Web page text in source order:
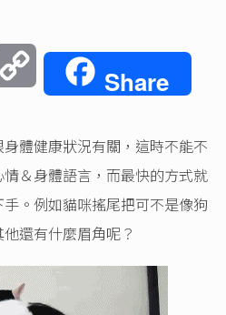
Copy
Share
體健康狀況有關，這時不能不
＆身體語言，而最快的方式就
。例如貓咪搖尾把可不是像狗
還有什麼眉角呢？